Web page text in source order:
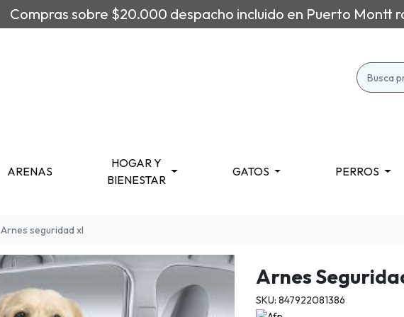
Compras sobre $20.000 despacho incluido en Puerto Montt
ARENAS
HOGAR Y
BIENESTAR
GATOS PERROS
Arnes seguridad xl
Arnes
SKU: 847922081386